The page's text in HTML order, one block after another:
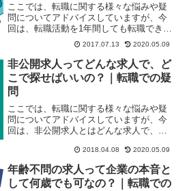
ここでは、転職に関する様々な悩みや疑
問についてアドバイスしていますが、今
回は、転職活動を1年間しても転職できな
い場合についてです。今までの自分のキ
ャリアを活かした転職にチャレンジして
も、なかなか内定がもらえない場合もあ
ります。そういう時は、...
2017.07.13 2020.05.09
非公開求人ってどんな求人で、ど
こで探せばいいの？｜転職での疑
問
ここでは、転職に関する様々な悩みや疑
問についてアドバイスしていますが、今
回は、非公開求人とはどんな求人で、ど
職活動を開始すると、どんな求人が登録
されているのか気になり、まずは転職サ
イトで希望の求人がないか...
2018.04.08 2020.05.09
年齢不問の求人って企業の本音と
して何歳でも可なの？｜転職での